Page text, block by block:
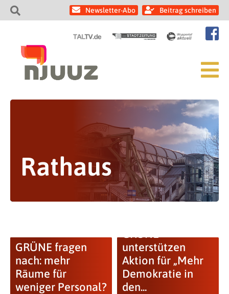
Newsletter-Abo Beitrag schreiben
Rathaus
GRÜNE fragen
nach: mehr
Räume für
weniger Personal?
unterstützen
Aktion für „Mehr
Demokratie in
den...